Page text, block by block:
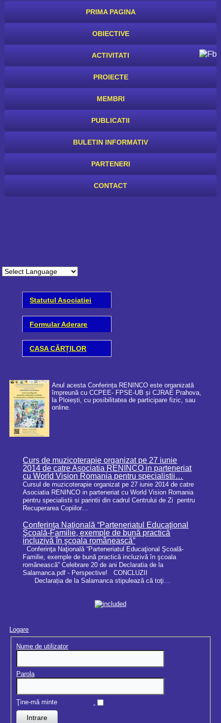
PRIMA PAGINA
OBIECTIVE
ACTIVITATI
PROIECTE
MEMBRI
PUBLICATII
BULETIN INFORMATIV
PARTENERI
CONTACT
Statutul Asociatiei
Formular Aderare
CASA CĂRȚILOR
Anul acesta Conferința RENINCO este organizată
împreună cu CCPEE- FPSE-UB și CJRAE Prahova,
la Ploiești, cu posibilitatea de participare fizic, sau
online.
Curs de muzicoterapie organizat pe 27 iunie
2014 de catre Asociatia RENINCO in parteneriat
cu World Vision Romania pentru specialistii…
Cursul de muzicoterapie organizat pe 27 iunie 2014 de catre
Asociatia RENINCO in parteneriat cu World Vision Romania
pentru specialistii si parintii din cadrul Centrului de Zi pentru
Recuperarea Copiilor…
Conferinţa Naţională “Parteneriatul Educaţional
Şcoală-Familie, exemple de bună practică
incluzivă în şcoala românească”
Conferinţa Naţională “Parteneriatul Educaţional Şcoală-
Familie, exemple de bună practică incluzivă în şcoala
românească” Celebrare 20 de ani Declaratia de la
Salamanca.pdf - Perspective! CONCLUZII
Declarația de la Salamanca stipulează că toţi…
Logare
Nume de utilizator
Parola
Ţine-mă minte